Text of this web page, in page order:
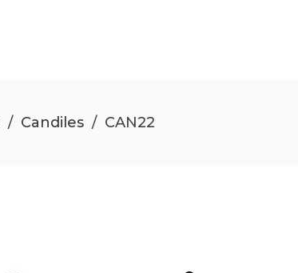
/ Candiles / CAN22